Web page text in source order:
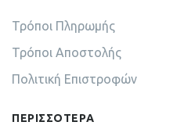
Τρόποι Πληρωμής
Τρόποι Αποστολής
Πολιτική Επιστροφών
ΠΕΡΙΣΣΟΤΕΡΑ